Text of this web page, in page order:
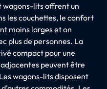
wagons-lits offrent un
les couchettes, le confort
moins larges et on
plus de personnes. La
compact pour une
peuvent être
wagons-lits disposent